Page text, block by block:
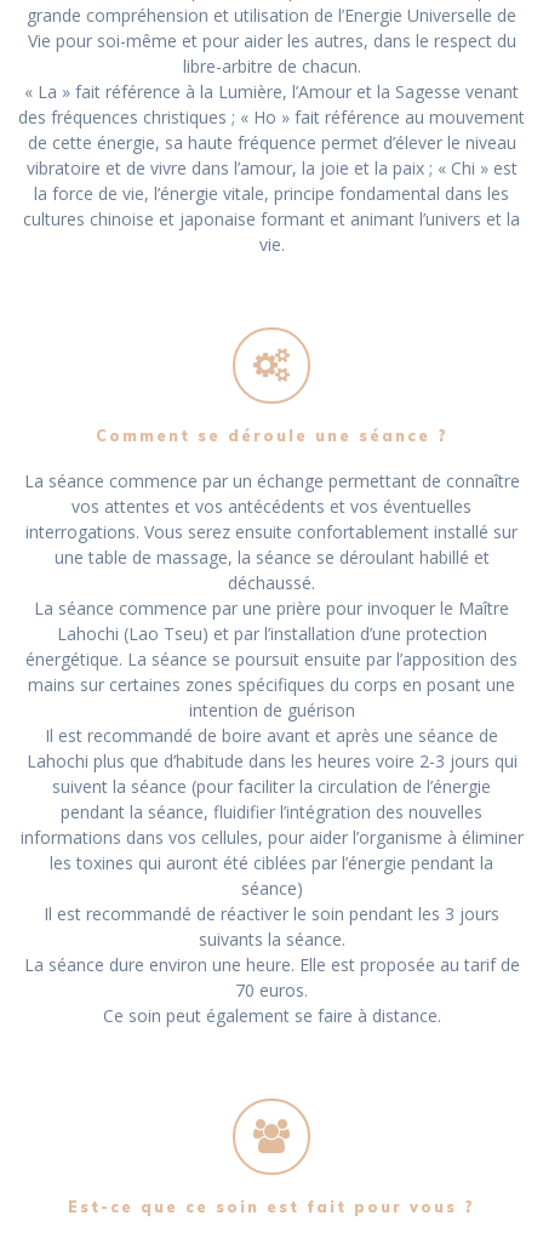
grande compréhension et utilisation de l’Energie Universelle de
Vie pour soi-même et pour aider les autres, dans le respect du
libre-arbitre de chacun.
« La » fait référence à la Lumière, l’Amour et la Sagesse venant
des fréquences christiques ; « Ho » fait référence au mouvement
de cette énergie, sa haute fréquence permet d’élever le niveau
vibratoire et de vivre dans l’amour, la joie et la paix ; « Chi » est
la force de vie, l’énergie vitale, principe fondamental dans les
cultures chinoise et japonaise formant et animant l’univers et la
vie.
Comment se déroule une séance ?
La séance commence par un échange permettant de connaître
vos attentes et vos antécédents et vos éventuelles
interrogations. Vous serez ensuite confortablement installé sur
une table de massage, la séance se déroulant habillé et
déchaussé.
La séance commence par une prière pour invoquer le Maître
Lahochi (Lao Tseu) et par l’installation d’une protection
énergétique. La séance se poursuit ensuite par l’apposition des
mains sur certaines zones spécifiques du corps en posant une
intention de guérison
Il est recommandé de boire avant et après une séance de
Lahochi plus que d’habitude dans les heures voire 2-3 jours qui
suivent la séance (pour faciliter la circulation de l’énergie
pendant la séance, fluidifier l’intégration des nouvelles
informations dans vos cellules, pour aider l’organisme à éliminer
les toxines qui auront été ciblées par l’énergie pendant la
séance)
Il est recommandé de réactiver le soin pendant les 3 jours
suivants la séance.
La séance dure environ une heure. Elle est proposée au tarif de
70 euros.
Ce soin peut également se faire à distance.
Est-ce que ce soin est fait pour vous ?